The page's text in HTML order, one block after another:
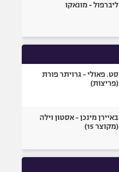
ליברפול - מונאקו
סט. פאולי - גרויתר פורת
(פריצות)
באיירן מינכן - אסטון וילה
(מקוצר 15)